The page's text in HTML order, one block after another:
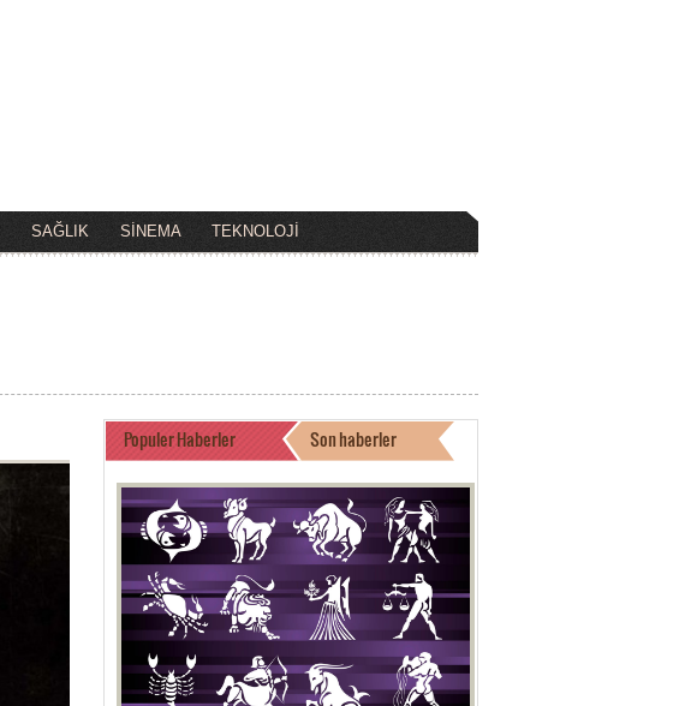
SAĞLIK SİNEMA TEKNOLOJİ
Populer Haberler Son haberler